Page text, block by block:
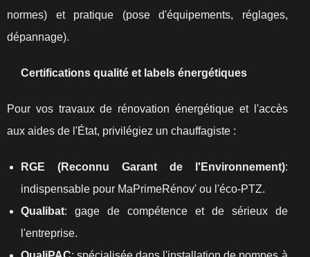
normes) et pratique (pose d'équipements, réglages,
dépannage).
Certifications qualité et labels énergétiques
Pour vos travaux de rénovation énergétique et l'accès
aux aides de l'État, privilégiez un chauffagiste :
RGE (Reconnu Garant de l'Environnement):
indispensable pour MaPrimeRénov' ou l'éco-PTZ.
Qualibat: gage de compétence et de sérieux de
l'entreprise.